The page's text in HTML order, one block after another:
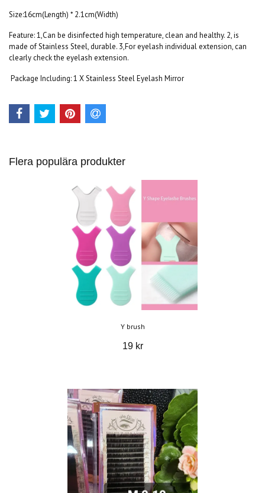
Size:16cm(Length) * 2.1cm(Width)
Feature: 1,Can be disinfected high temperature, clean and healthy. 2, is
made of Stainless Steel, durable. 3,For eyelash individual extension, can
clearly check the eyelash extension.
Package Including: 1 X Stainless Steel Eyelash Mirror
Flera populära produkter
Y brush
19 kr